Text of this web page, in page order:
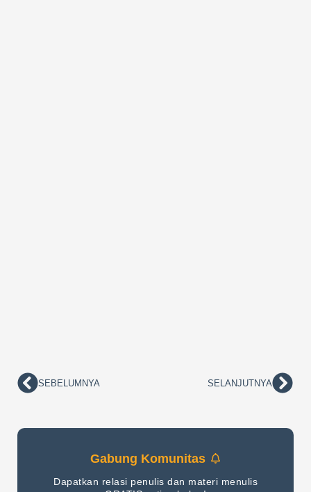
PrevSEBELUMNYA SELANJUTNYA
Gabung Komunitas
Dapatkan relasi penulis dan materi menulis